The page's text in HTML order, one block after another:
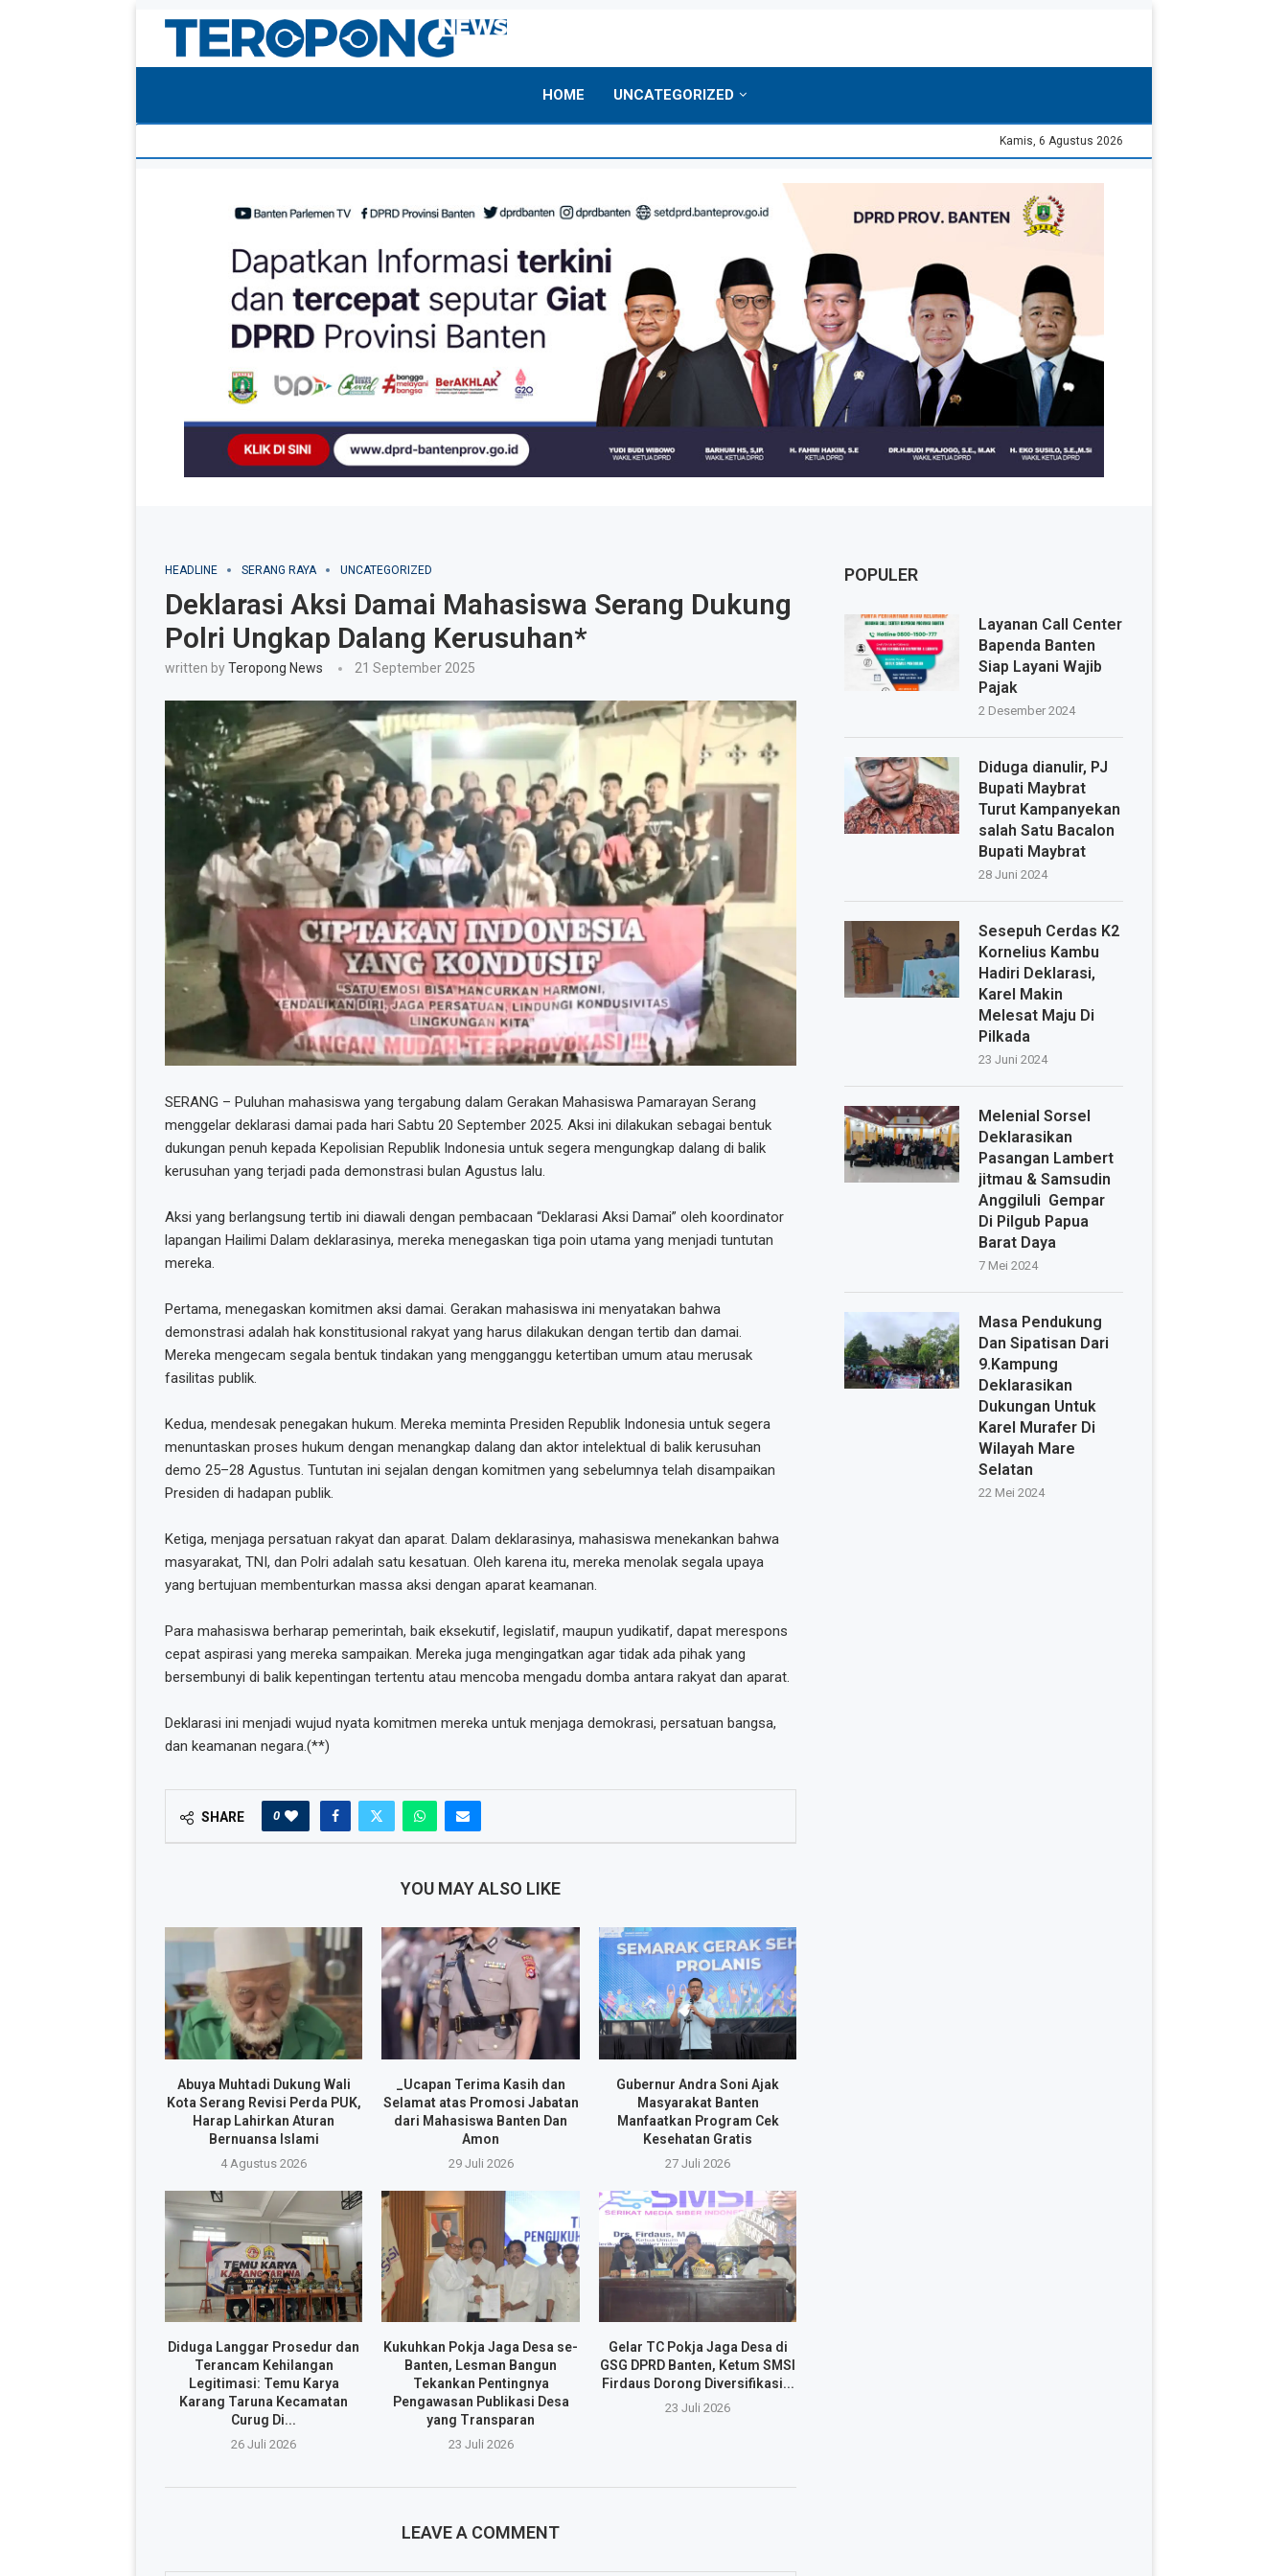
HOME UNCATEGORIZED
Kamis, 6 Agustus 2026
HEADLINE SERANG RAYA UNCATEGORIZED
Deklarasi Aksi Damai Mahasiswa Serang Dukung
Polri Ungkap Dalang Kerusuhan*
written byTeropong News 21 September 2025
SERANG – Puluhan mahasiswa yang tergabung dalam Gerakan Mahasiswa Pamarayan Serang
menggelar deklarasi damai pada hari Sabtu 20 September 2025. Aksi ini dilakukan sebagai bentuk
dukungan penuh kepada Kepolisian Republik Indonesia untuk segera mengungkap dalang di balik
kerusuhan yang terjadi pada demonstrasi bulan Agustus lalu.
Aksi yang berlangsung tertib ini diawali dengan pembacaan “Deklarasi Aksi Damai” oleh koordinator
lapangan Hailimi Dalam deklarasinya, mereka menegaskan tiga poin utama yang menjadi tuntutan
mereka.
Pertama, menegaskan komitmen aksi damai. Gerakan mahasiswa ini menyatakan bahwa
demonstrasi adalah hak konstitusional rakyat yang harus dilakukan dengan tertib dan damai.
Mereka mengecam segala bentuk tindakan yang mengganggu ketertiban umum atau merusak
fasilitas publik.
Kedua, mendesak penegakan hukum. Mereka meminta Presiden Republik Indonesia untuk segera
menuntaskan proses hukum dengan menangkap dalang dan aktor intelektual di balik kerusuhan
demo 25–28 Agustus. Tuntutan ini sejalan dengan komitmen yang sebelumnya telah disampaikan
Presiden di hadapan publik.
Ketiga, menjaga persatuan rakyat dan aparat. Dalam deklarasinya, mahasiswa menekankan bahwa
masyarakat, TNI, dan Polri adalah satu kesatuan. Oleh karena itu, mereka menolak segala upaya
yang bertujuan membenturkan massa aksi dengan aparat keamanan.
Para mahasiswa berharap pemerintah, baik eksekutif, legislatif, maupun yudikatif, dapat merespons
cepat aspirasi yang mereka sampaikan. Mereka juga mengingatkan agar tidak ada pihak yang
bersembunyi di balik kepentingan tertentu atau mencoba mengadu domba antara rakyat dan aparat.
Deklarasi ini menjadi wujud nyata komitmen mereka untuk menjaga demokrasi, persatuan bangsa,
dan keamanan negara.(**)
SHARE 0
YOU MAY ALSO LIKE
Abuya Muhtadi Dukung Wali
Kota Serang Revisi Perda PUK,
Harap Lahirkan Aturan
Bernuansa Islami
4 Agustus 2026
_Ucapan Terima Kasih dan
Selamat atas Promosi Jabatan
dari Mahasiswa Banten Dan
Amon
29 Juli 2026
Gubernur Andra Soni Ajak
Masyarakat Banten
Manfaatkan Program Cek
Kesehatan Gratis
27 Juli 2026
Diduga Langgar Prosedur dan
Terancam Kehilangan
Legitimasi: Temu Karya
Karang Taruna Kecamatan
Curug Di...
26 Juli 2026
Kukuhkan Pokja Jaga Desa se-
Banten, Lesman Bangun
Tekankan Pentingnya
Pengawasan Publikasi Desa
yang Transparan
23 Juli 2026
Gelar TC Pokja Jaga Desa di
GSG DPRD Banten, Ketum SMSI
Firdaus Dorong Diversifikasi...
23 Juli 2026
LEAVE A COMMENT
POPULER
Layanan Call Center
Bapenda Banten
Siap Layani Wajib
Pajak
2 Desember 2024
Diduga dianulir, PJ
Bupati Maybrat
Turut Kampanyekan
salah Satu Bacalon
Bupati Maybrat
28 Juni 2024
Sesepuh Cerdas K2
Kornelius Kambu
Hadiri Deklarasi,
Karel Makin
Melesat Maju Di
Pilkada
23 Juni 2024
Melenial Sorsel
Deklarasikan
Pasangan Lambert
jitmau & Samsudin
Anggiluli Gempar
Di Pilgub Papua
Barat Daya
7 Mei 2024
Masa Pendukung
Dan Sipatisan Dari
9.Kampung
Deklarasikan
Dukungan Untuk
Karel Murafer Di
Wilayah Mare
Selatan
22 Mei 2024